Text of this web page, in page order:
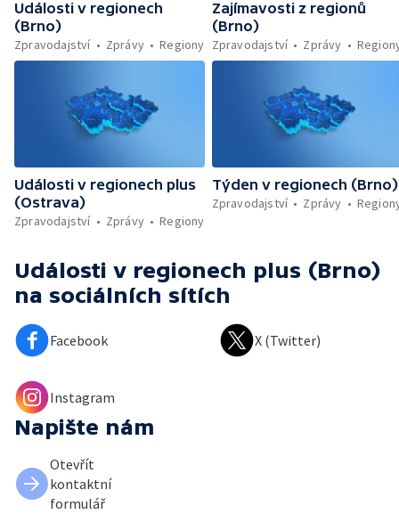
Události v regionech
(Brno)
Zpravodajství
Zprávy Regiony
Zajímavosti z regionů
(Brno)
Zpravodajství
Zprávy
Události v regionech plus
(Ostrava)
Zpravodajství
Zprávy Regiony
Týden v regionech (Brno)
Zpravodajství
Zprávy
Události v regionech plus (Brno)
na sociálních sítích
Facebook X (Twitter)
Instagram
Napište nám
Otevřít
kontaktní
formulář